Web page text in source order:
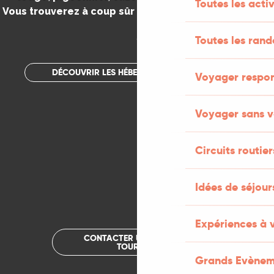
Toutes les
Toutes les
Voyager
Voyager sans
Circuits
Idées de
Expériences à
Grands
Vous trouverez à coup sûr votre bonheur dans le Lot.
.
DÉCOUVRIR LES HÉBERGEMENTS INSOLITES
CONTACTER UN OFFICE DE
TOURISME